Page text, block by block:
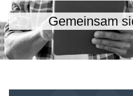
Gemeinsam